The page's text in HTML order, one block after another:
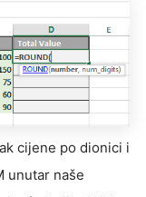
cijene po dionici i
unutar naše